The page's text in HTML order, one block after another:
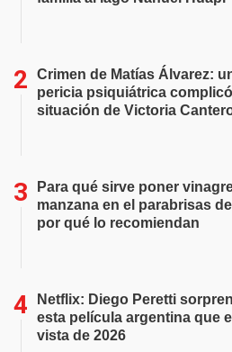
Crimen de Matías Álvarez:
pericia psiquiátrica
situación de Victoria
Para qué sirve poner
manzana en el parabrisas
por qué lo recomiendan
Netflix: Diego Peretti
esta película argentina que
vista de 2026